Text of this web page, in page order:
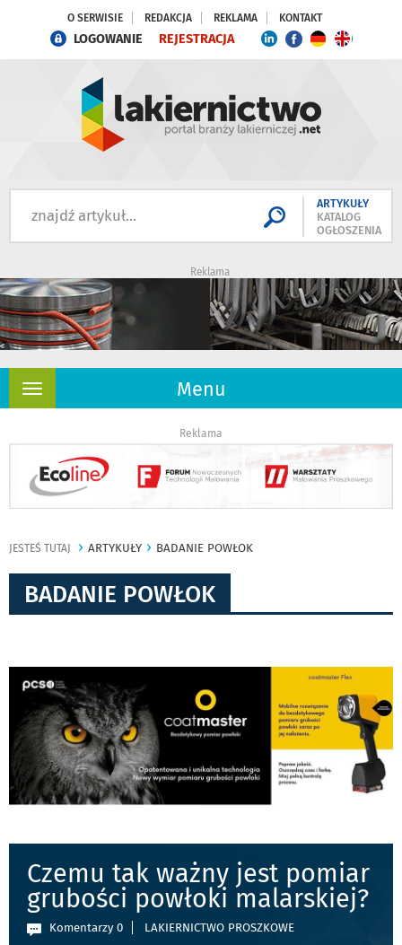
O SERWISIE REDAKCJA REKLAMA KONTAKT
LOGOWANIE REJESTRACJA
ARTYKUŁY
KATALOG
OGŁOSZENIA
Reklama
Menu
Rozwiń
Reklama
JESTEŚ TUTAJ ARTYKUŁY BADANIE POWŁOK
BADANIE POWŁOK
Czemu tak ważny jest pomiar
grubości powłoki malarskiej?
Komentarzy 0 LAKIERNICTWO PROSZKOWE